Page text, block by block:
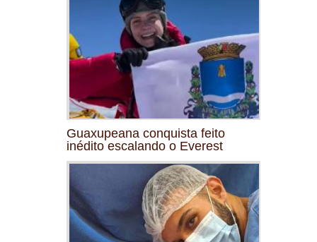
Guaxupeana conquista feito
inédito escalando o Everest